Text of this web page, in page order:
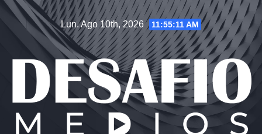
Saltar
contenido
Lun. Ago 10th, 2026 11:55:11 AM